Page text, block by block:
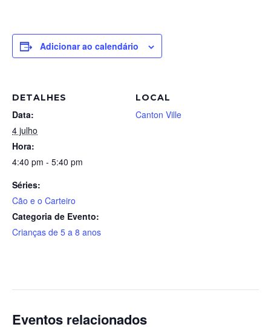
Adicionar ao calendário
DETALHES
Data:
4 julho
Hora:
4:40 pm - 5:40 pm
Séries:
Cão e o Carteiro
Categoria de Evento:
Crianças de 5 a 8 anos
LOCAL
Canton Ville
Eventos relacionados